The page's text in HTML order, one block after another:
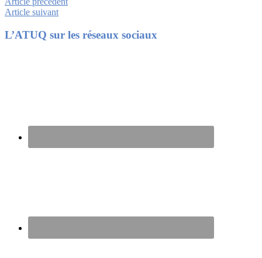
Article suivant
Footer
L’ATUQ sur les réseaux sociaux